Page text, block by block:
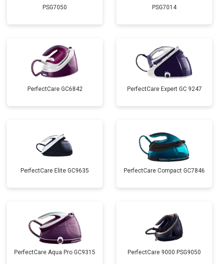
PSG7050 PSG7014
PerfectCare GC6842 PerfectCare Expert GC 9247
PerfectCare Elite GC9635 PerfectCare Compact GC7846
PerfectCare Aqua Pro GC9315 PerfectCare 9000 PSG9050